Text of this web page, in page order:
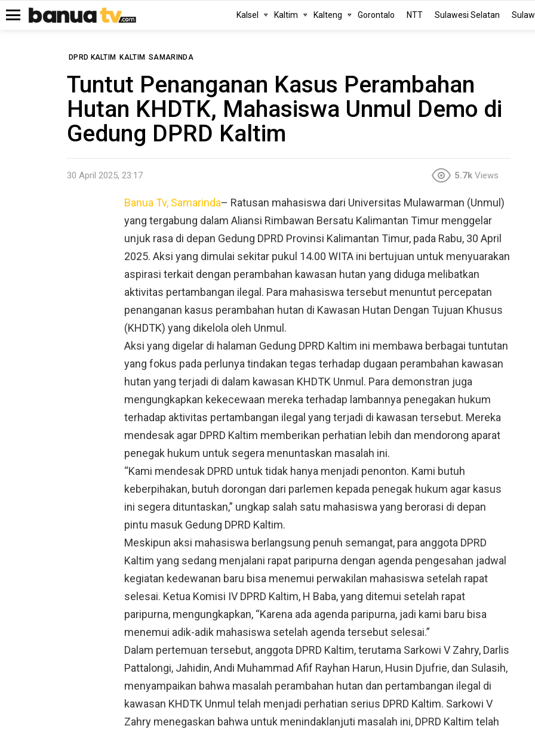
Kalsel Kaltim Kalteng Gorontalo NTT Sulawesi Selatan
DPRD KALTIM KALTIM SAMARINDA
Tuntut Penanganan Kasus Perambahan
Hutan KHDTK, Mahasiswa Unmul Demo di
Gedung DPRD Kaltim
30 April 2025, 23:17 5.7k Views
Banua Tv, Samarinda– Ratusan mahasiswa dari Universitas Mulawarman (Unmul)
yang tergabung dalam Aliansi Rimbawan Bersatu Kalimantan Timur menggelar
unjuk rasa di depan Gedung DPRD Provinsi Kalimantan Timur, pada Rabu, 30 April
2025. Aksi yang dimulai sekitar pukul 14.00 WITA ini bertujuan untuk menyuarakan
aspirasi terkait dengan perambahan kawasan hutan yang diduga melibatkan
aktivitas pertambangan ilegal. Para mahasiswa tersebut menuntut percepatan
penanganan kasus perambahan hutan di Kawasan Hutan Dengan Tujuan Khusus
(KHDTK) yang dikelola oleh Unmul.
Aksi yang digelar di halaman Gedung DPRD Kaltim ini membawa berbagai tuntutan
yang fokus pada perlunya tindakan tegas terhadap dugaan perambahan kawasan
hutan yang terjadi di dalam kawasan KHDTK Unmul. Para demonstran juga
mengungkapkan kekecewaan mereka terhadap lambannya penegakan hukum
terhadap aktivitas pertambangan ilegal yang terjadi di kawasan tersebut. Mereka
mendesak agar DPRD Kaltim memberikan perhatian lebih dan mendorong aparat
penegak hukum untuk segera menuntaskan masalah ini.
“Kami mendesak DPRD untuk tidak hanya menjadi penonton. Kami butuh
keberpihakan, butuh dorongan dari parlemen kepada penegak hukum agar kasus
ini segera dituntaskan,” ungkap salah satu mahasiswa yang berorasi di depan
pintu masuk Gedung DPRD Kaltim.
Meskipun aksi mahasiswa berlangsung penuh semangat, para anggota DPRD
Kaltim yang sedang menjalani rapat paripurna dengan agenda pengesahan jadwal
kegiatan kedewanan baru bisa menemui perwakilan mahasiswa setelah rapat
selesai. Ketua Komisi IV DPRD Kaltim, H Baba, yang ditemui setelah rapat
paripurna, mengungkapkan, “Karena ada agenda paripurna, jadi kami baru bisa
menemui adik-adik mahasiswa setelah agenda tersebut selesai.”
Dalam pertemuan tersebut, anggota DPRD Kaltim, terutama Sarkowi V Zahry, Darlis
Pattalongi, Jahidin, Andi Muhammad Afif Rayhan Harun, Husin Djufrie, dan Sulasih,
menyampaikan bahwa masalah perambahan hutan dan pertambangan ilegal di
kawasan KHDTK Unmul telah menjadi perhatian serius DPRD Kaltim. Sarkowi V
Zahry menegaskan bahwa untuk menindaklanjuti masalah ini, DPRD Kaltim telah